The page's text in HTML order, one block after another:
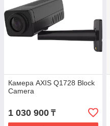
Камера AXIS Q1728 Block
Camera
1 030 900 ₸